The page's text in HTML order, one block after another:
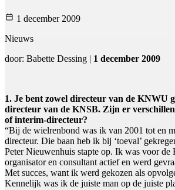
1 december 2009
Nieuws
door: Babette Dessing | 1 december 2009
1. Je bent zowel directeur van de KNWU
directeur van de KNSB. Zijn er verschillen
of interim-directeur?
“Bij de wielrenbond was ik van 2001 tot en
directeur. Die baan heb ik bij ‘toeval’
Peter Nieuwenhuis stapte op. Ik was voor
organisator en consultant actief en werd
Met succes, want ik werd gekozen als
Kennelijk was ik de juiste man op de juiste